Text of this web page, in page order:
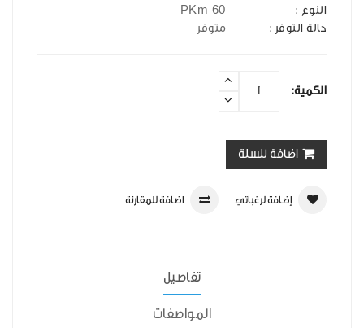
النوع :
حالة التوفر : متوفر
الكمية:
اضافة للسلة
إضافة لرغباتي اضافة للمقارنة
تفاصيل
المواصفات